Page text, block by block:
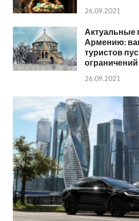
26.09.2021
Актуальные
Армению:
туристов
ограничений
26.09.2021